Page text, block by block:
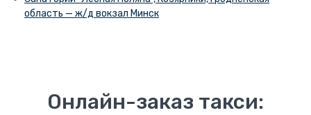
область — ж/д вокзал Минск
Онлайн-заказ такси: